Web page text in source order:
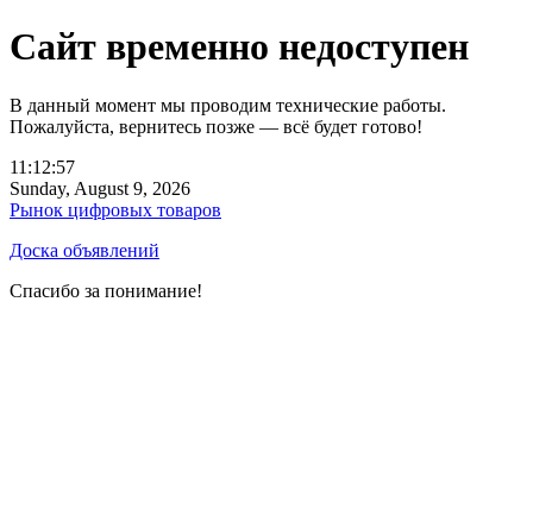
Сайт временно недоступен
В данный момент мы проводим технические работы.
Пожалуйста, вернитесь позже — всё будет готово!
11:12:57
Sunday, August 9, 2026
Рынок цифровых товаров
Доска объявлений
Спасибо за понимание!